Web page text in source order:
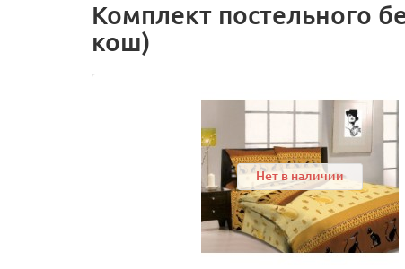
Комплект постельного
кош)
Нет в наличии